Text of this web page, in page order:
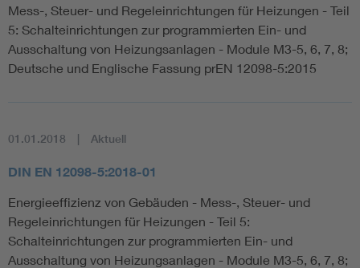
Mess-, Steuer- und Regeleinrichtungen für Heizungen - Teil
5: Schalteinrichtungen zur programmierten Ein- und
Ausschaltung von Heizungsanlagen - Module M3-5, 6, 7, 8;
Deutsche und Englische Fassung prEN 12098-5:2015
01.01.2018 Aktuell
DIN EN 12098-5:2018-01
Energieeffizienz von Gebäuden - Mess-, Steuer- und
Regeleinrichtungen für Heizungen - Teil 5:
Schalteinrichtungen zur programmierten Ein- und
Ausschaltung von Heizungsanlagen - Module M3-5, 6, 7, 8;